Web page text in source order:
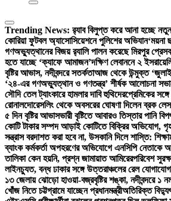
Trending News: র‍্যাব বিলুপ্ত করে আনা হচ্ছে নতুন
কোরিয়া ফুটবল অ্যাসোসিয়েশনে পুলিশের অভিযান‘ময়না
গণঅভ্যুত্থানের বিজয় র‍্যালি পালন করেছে মিরপুর
হতে যাচ্ছে ‘ক্যাফে আমাজন’দক্ষিণ লেবাননে ২
বৃষ্টির আভাস, নদীবন্দরে সতর্কতাআজ থেকে উন্মুক্ত
‘২৪-এর গণঅভ্যুত্থান ও গণতন্ত্র’ শীর্ষক আলোচনা সভা
সৌদি তেল ট্যাংকারে হামলার দাবি হুথিদেরপ্রেমিকের
রোনালদোরেসলিং থেকে অবসরের ঘোষণা দিলেন ব্রক
৫ দিন বৃষ্টির আভাসভারী বৃষ্টিতে আবারও তিস্তার পানি
কোটি টাকার সম্পদ আড়াই কোটিতে বিক্রির অভিযোগ,
সন্ত্রাস বরদাশত করা হবে না, উসকানি দিলে শাস্তি:
ব্যাংক কর্মকর্তা অপহরণের অভিযোগে এনসিপি নেতাকে
তালিকা কেন হয়নি, প্রশ্ন জামায়াত আমিরেরপরিবেশ
লাইনচ্যুত, বন্ধ ঢাকার সঙ্গে উত্তরাঞ্চলের রেল যোগাযোগ
১৩ জেলায় ঝোড়ো হাওয়া-বজ্রবৃষ্টির শঙ্কা, নদীবন্দরে ১
খোঁজ নিতে চট্টগ্রামে যাচ্ছেন প্রধানমন্ত্রীঅতিরিক্ত